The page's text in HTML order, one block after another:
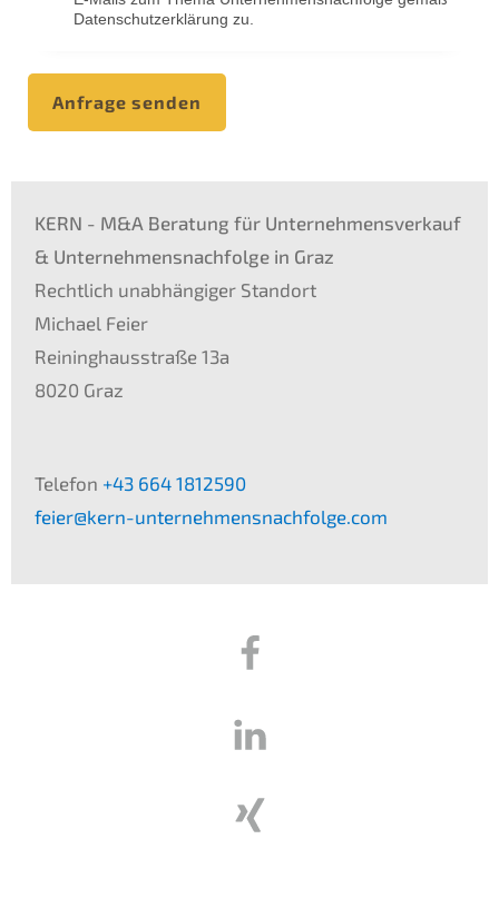
Datenschutzerklärung zu.
Anfrage senden
KERN - M&A Beratung für Unternehmensverkauf
& Unternehmensnachfolge in Graz
Rechtlich unabhängiger Standort
Michael Feier
Reininghausstraße 13a
8020 Graz
Telefon +43 664 1812590
feier@kern-unternehmensnachfolge.com